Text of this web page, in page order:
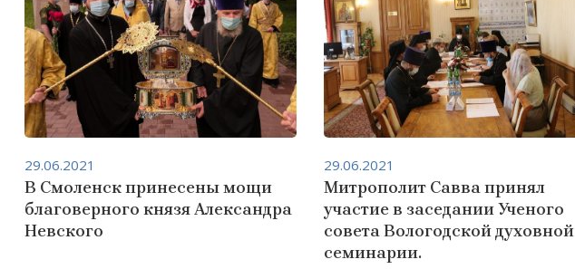
В Смоленск принесены мощи
благоверного князя Александра
Невского
29.06.2021
Митрополит Савва принял
участие в заседании Ученого
совета Вологодской духовной
семинарии.
29.06.2021